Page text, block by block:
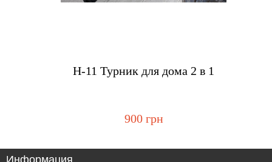
H-11 Турник для дома 2 в 1
900 грн
Информация